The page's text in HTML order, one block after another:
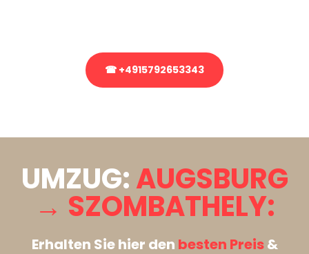
☎ +4915792653343
UMZUG:AUGSBURG
→ SZOMBATHELY:
Erhalten Sie hier den besten Preis&